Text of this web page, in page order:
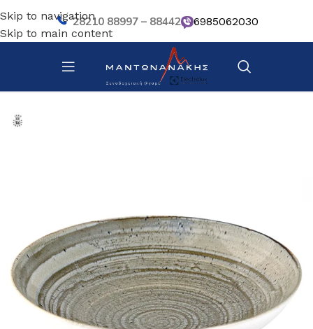
Skip to navigation
Skip to main content
28210 88997 – 88442 6985062030
Αρχική σελίδα/ Επιτραπέζια Είδη/ Πιάτα